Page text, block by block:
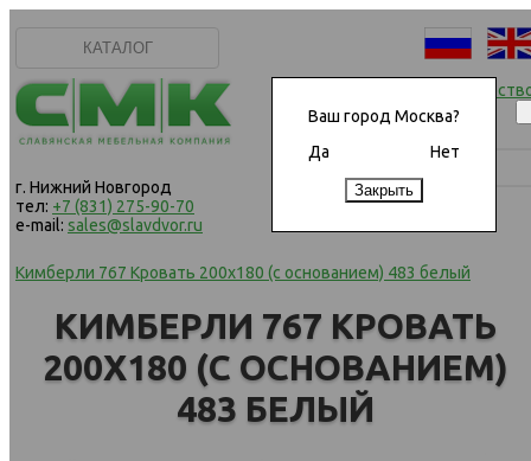
Ваш город Москва?
Да
Нет
КАТАЛОГ
г. Нижний Новгород
тел: +7 (831) 275-90-70
e-mail: sales@slavdvor.ru
Начать
Кимберли 767 Кровать 200х180 (с основанием) 483 белый
КИМБЕРЛИ 767 КРОВАТЬ
200Х180 (С ОСНОВАНИЕМ)
483 БЕЛЫЙ